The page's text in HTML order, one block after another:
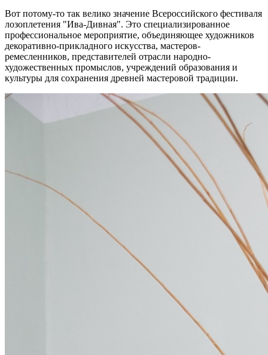
Вот потому-то так велико значение Всероссийского фестиваля
лозоплетения "Ива-Дивная". Это специализированное
профессиональное мероприятие, объединяющее художников
декоративно-прикладного искусства, мастеров-
ремесленников, представителей отрасли народно-
художественных промыслов, учреждений образования и
культуры для сохранения древней мастеровой традиции.